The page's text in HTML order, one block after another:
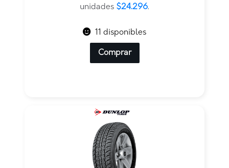
$233.240.unidades $24.296.
11 disponibles
Comprar